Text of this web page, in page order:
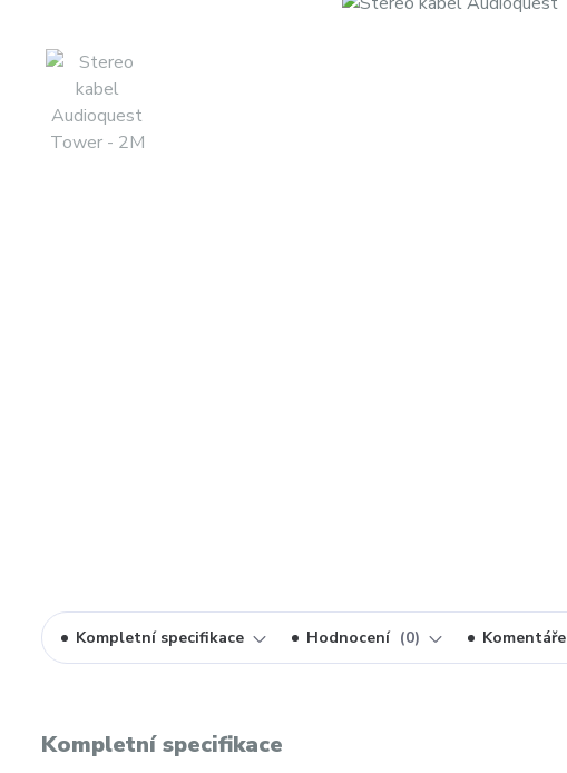
Kompletní specifikace Hodnocení 0 Komentáře
Kompletní specifikace